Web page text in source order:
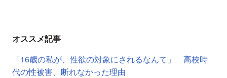
オススメ記事
「16歳の私が、性欲の対象にされるなんて」 高校時
代の性被害、断れなかった理由